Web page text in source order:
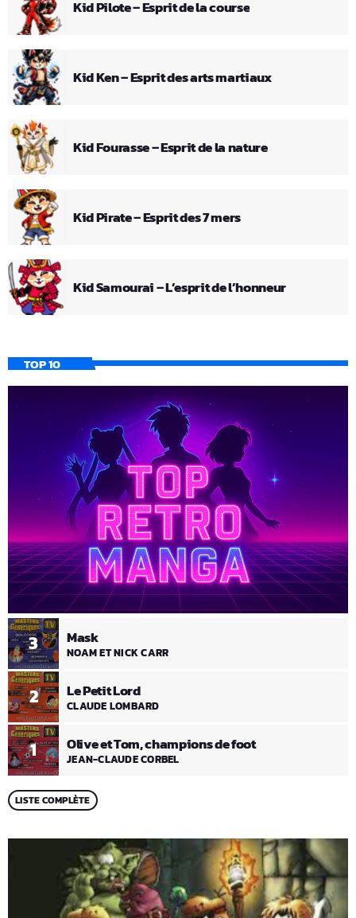
Kid Pilote – Esprit de la course
Kid Ken – Esprit des arts martiaux
Kid Fourasse – Esprit de la nature
Kid Pirate – Esprit des 7 mers
Kid Samourai – L’esprit de l’honneur
TOP 10
1 Olive et Tom, champions de foot
JEAN-CLAUDE CORBEL
2 Le Petit Lord
CLAUDE LOMBARD
3 Mask
NOAM ET NICK CARR
LISTE COMPLÈTE